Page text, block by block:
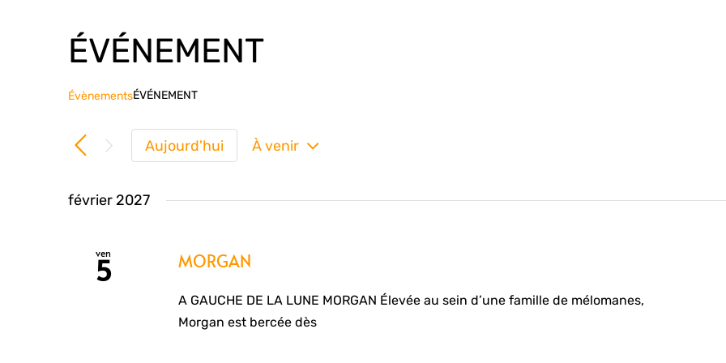
ÉVÉNEMENT
ÉvènementsÉVÉNEMENT
Aujourd'hui À venir
février 2027
ven
5 MORGAN
A GAUCHE DE LA LUNE MORGAN Élevée au sein d’une famille de mélomanes,
Morgan est bercée dès